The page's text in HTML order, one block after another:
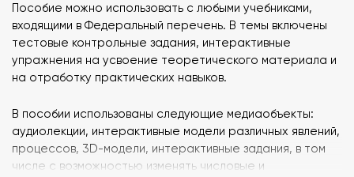
Пособие можно использовать с любыми учебниками,
входящими в Федеральный перечень. В темы включены
тестовые контрольные задания, интерактивные
упражнения на усвоение теоретического материала и
на отработку практических навыков.
В пособии использованы следующие медиаобъекты:
аудиолекции, интерактивные модели различных явлений,
процессов, 3D-модели, интерактивные задания, в том
числе с возможностью изменять числовые и